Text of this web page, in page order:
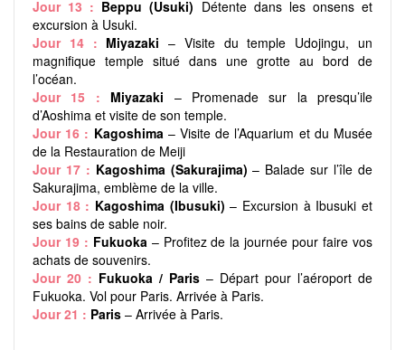
Jour 13 : Beppu (Usuki) Détente dans les onsens et
excursion à Usuki.
Jour 14 : Miyazaki– Visite du temple Udojingu, un
magnifique temple situé dans une grotte au bord de
l’océan.
Jour 15 : Miyazaki – Promenade sur la presqu’ile
d’Aoshima et visite de son temple.
Jour 16 : Kagoshima – Visite de l’Aquarium et du Musée
de la Restauration de Meiji
Jour 17 : Kagoshima (Sakurajima)– Balade sur l’île de
Sakurajima, emblème de la ville.
Jour 18 : Kagoshima (Ibusuki)– Excursion à Ibusuki et
ses bains de sable noir.
Jour 19 : Fukuoka – Profitez de la journée pour faire vos
achats de souvenirs.
Jour 20 : Fukuoka / Paris – Départ pour l’aéroport de
Fukuoka. Vol pour Paris. Arrivée à Paris.
Jour 21 : Paris – Arrivée à Paris.